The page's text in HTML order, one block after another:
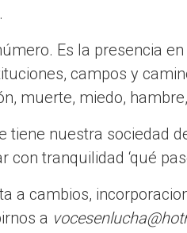
Es la presencia
campos y
muerte, miedo,
tiene nuestra sociedad
tranquilidad ‘qué
a cambios,
a